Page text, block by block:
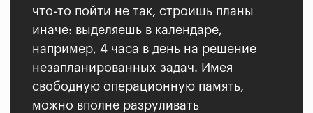
что-то пойти не так, строишь планы
иначе: выделяешь в календаре,
например, 4 часа в день на решение
незапланированных задач. Имея
свободную операционную память,
можно вполне разруливать